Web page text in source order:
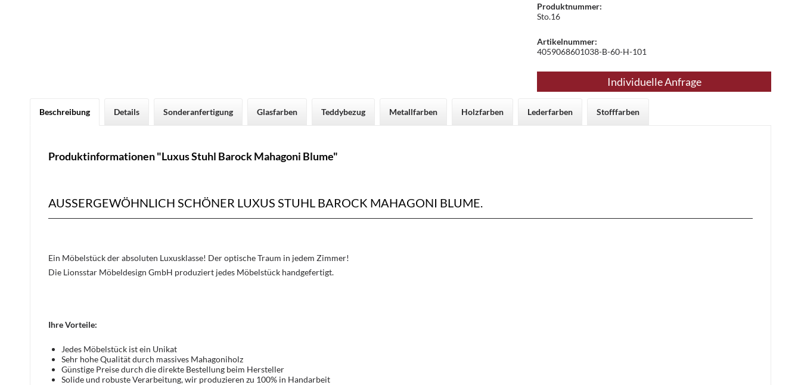
Produktnummer:
Sto.16
Artikelnummer:
4059068601038-B-60-H-101
Individuelle Anfrage
Beschreibung Details Sonderanfertigung Glasfarben Teddybezug Metallfarben Holzfarben Lederfarben Stofffarben
Produktinformationen "Luxus Stuhl Barock Mahagoni Blume"
AUSSERGEWÖHNLICH SCHÖNER LUXUS STUHL BAROCK MAHAGONI BLUME.
Ein Möbelstück der absoluten Luxusklasse! Der optische Traum in jedem Zimmer!
Die Lionsstar Möbeldesign GmbH produziert jedes Möbelstück handgefertigt.
Ihre Vorteile:
Jedes Möbelstück ist ein Unikat
Sehr hohe Qualität durch massives Mahagoniholz
Günstige Preise durch die direkte Bestellung beim Hersteller
Solide und robuste Verarbeitung, wir produzieren zu 100% in Handarbeit